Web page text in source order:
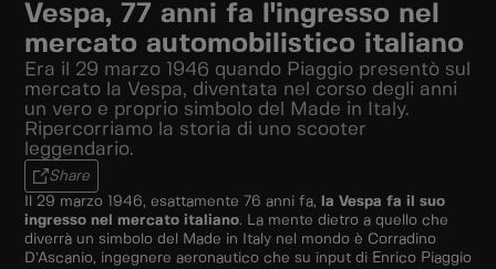
Vespa, 77 anni fa l'ingresso nel
mercato automobilistico italiano
Era il 29 marzo 1946 quando Piaggio presentò sul
mercato la Vespa, diventata nel corso degli anni
un vero e proprio simbolo del Made in Italy.
Ripercorriamo la storia di uno scooter
leggendario.
Share
Il 29 marzo 1946, esattamente 76 anni fa,
la Vespa fa il suo
ingresso nel mercato italiano. La mente dietro a quello che
diverrà un simbolo del Made in Italy nel mondo è Corradino
D’Ascanio, ingegnere aeronautico che su input di Enrico Piaggio